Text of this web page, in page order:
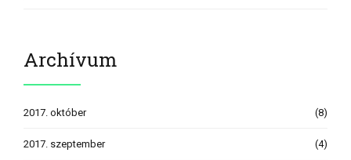
Archívum
2017. október (8)
2017. szeptember (4)